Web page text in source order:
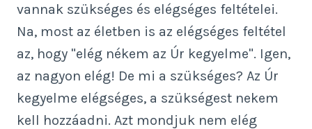
vannak szükséges és elégséges feltételei.
Na, most az életben is az elégséges feltétel
az, hogy "elég nékem az Úr kegyelme". Igen,
az nagyon elég! De mi a szükséges? Az Úr
kegyelme elégséges, a szükségest nekem
kell hozzáadni. Azt mondjuk nem elég